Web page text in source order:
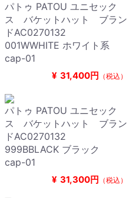
パトゥ PATOU ユニセック
ス バケットハット ブラン
ドAC0270132
001WWHITE ホワイト系
cap-01
¥ 31,400円 （税込）
パトゥ PATOU ユニセック
ス バケットハット ブラン
ドAC0270132
999BBLACK ブラック
cap-01
¥ 31,300円 （税込）